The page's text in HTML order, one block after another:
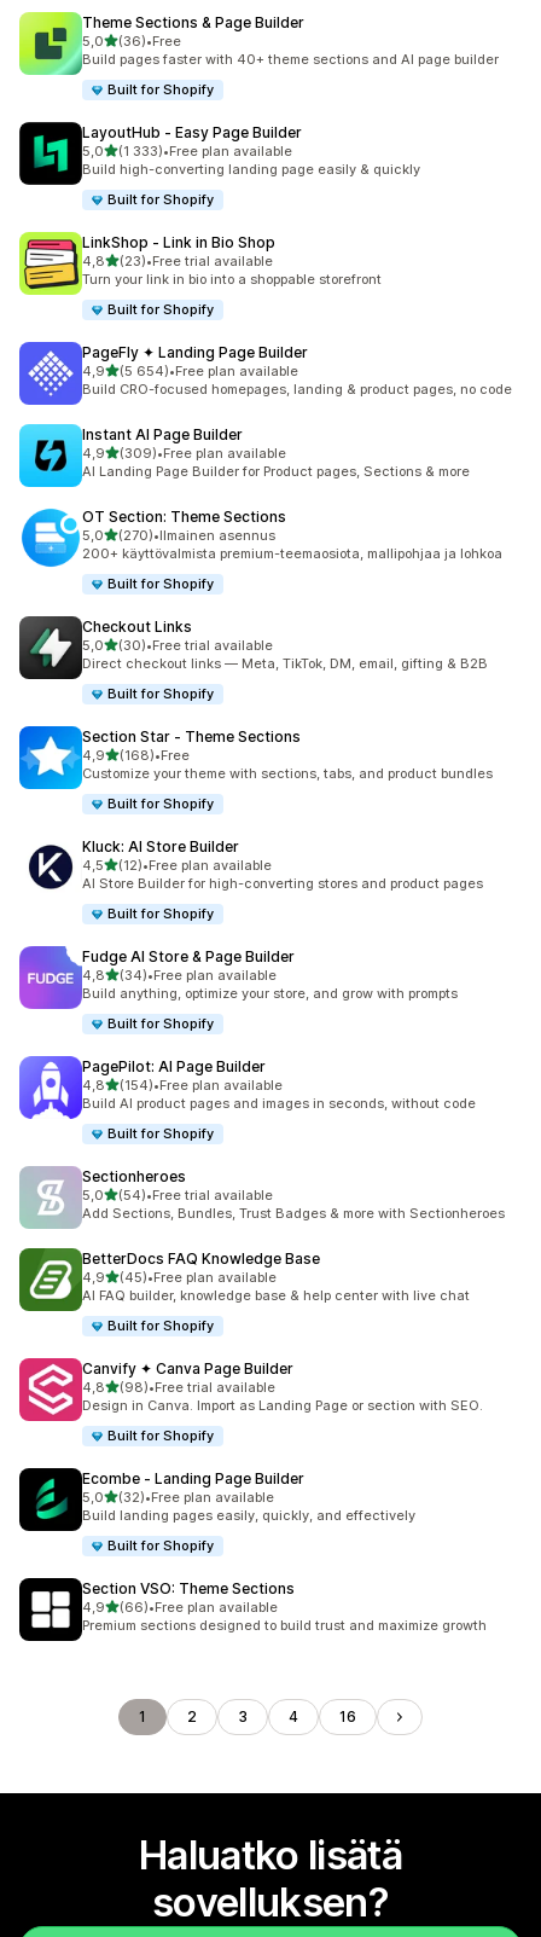
Theme Sections & Page Builder
5,0/ 5 tähteä
(36)
36 arvostelua yhteensä
•Free
Build pages faster with 40+ theme sections and AI page builder
Built for Shopify
LayoutHub ‑ Easy Page Builder
5,0/ 5 tähteä
(1 333)
1333 arvostelua yhteensä
•Free plan available
Build high-converting landing page easily & quickly
Built for Shopify
LinkShop ‑ Link in Bio Shop
4,8/ 5 tähteä
(23)
23 arvostelua yhteensä
•Free trial available
Turn your link in bio into a shoppable storefront
Built for Shopify
PageFly ✦ Landing Page Builder
4,9/ 5 tähteä
(5 654)
5654 arvostelua yhteensä
•Free plan available
Build CRO-focused homepages, landing & product pages, no code
Instant AI Page Builder
4,9/ 5 tähteä
(309)
309 arvostelua yhteensä
•Free plan available
AI Landing Page Builder for Product pages, Sections & more
OT Section: Theme Sections
5,0/ 5 tähteä
(270)
270 arvostelua yhteensä
•Ilmainen asennus
200+ käyttövalmista premium-teemaosiota, mallipohjaa ja lohkoa
Built for Shopify
Checkout Links
5,0/ 5 tähteä
(30)
30 arvostelua yhteensä
•Free trial available
Direct checkout links — Meta, TikTok, DM, email, gifting & B2B
Built for Shopify
Section Star ‑ Theme Sections
4,9/ 5 tähteä
(168)
168 arvostelua yhteensä
•Free
Customize your theme with sections, tabs, and product bundles
Built for Shopify
Kluck: AI Store Builder
4,5/ 5 tähteä
(12)
12 arvostelua yhteensä
•Free plan available
AI Store Builder for high-converting stores and product pages
Built for Shopify
Fudge AI Store & Page Builder
4,8/ 5 tähteä
(34)
34 arvostelua yhteensä
•Free plan available
Build anything, optimize your store, and grow with prompts
Built for Shopify
PagePilot: AI Page Builder
4,8/ 5 tähteä
(154)
154 arvostelua yhteensä
•Free plan available
Build AI product pages and images in seconds, without code
Built for Shopify
Sectionheroes
5,0/ 5 tähteä
(54)
54 arvostelua yhteensä
•Free trial available
Add Sections, Bundles, Trust Badges & more with Sectionheroes
BetterDocs FAQ Knowledge Base
4,9/ 5 tähteä
(45)
45 arvostelua yhteensä
•Free plan available
AI FAQ builder, knowledge base & help center with live chat
Built for Shopify
Canvify ✦ Canva Page Builder
4,8/ 5 tähteä
(98)
98 arvostelua yhteensä
•Free trial available
Design in Canva. Import as Landing Page or section with SEO.
Built for Shopify
Ecombe ‑ Landing Page Builder
5,0/ 5 tähteä
(32)
32 arvostelua yhteensä
•Free plan available
Build landing pages easily, quickly, and effectively
Built for Shopify
Section VSO: Theme Sections
4,9/ 5 tähteä
(66)
66 arvostelua yhteensä
•Free plan available
Premium sections designed to build trust and maximize growth
1 2 3 4 16
Haluatko lisätä
sovelluksen?